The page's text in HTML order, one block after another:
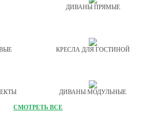
ДИВАНЫ ПРЯМЫЕ
КРЕСЛА ДЛЯ ГОСТИНОЙ
ДИВАНЫ МОДУЛЬНЫЕ
СМОТРЕТЬ ВСЕ